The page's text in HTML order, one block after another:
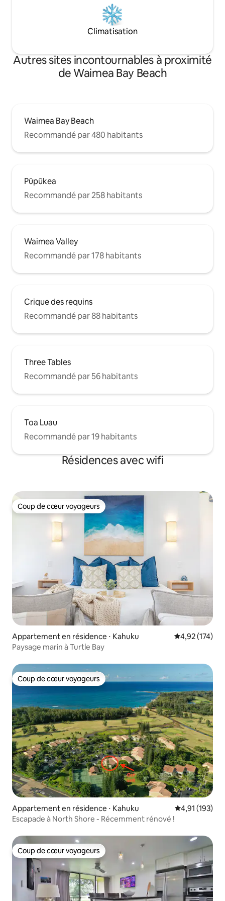
Climatisation
Autres sites incontournables à proximité
de Waimea Bay Beach
Waimea Bay Beach
Recommandé par 480 habitants
Pūpūkea
Recommandé par 258 habitants
Waimea Valley
Recommandé par 178 habitants
Crique des requins
Recommandé par 88 habitants
Three Tables
Recommandé par 56 habitants
Toa Luau
Recommandé par 19 habitants
Résidences avec wifi
Coup de cœur voyageurs
Coup de cœur voyageurs
Appartement en résidence ⋅ Kahuku Évaluation
4,92 (174)
Paysage marin à Turtle Bay
Coup de cœur voyageurs
Coup de cœur voyageurs
Appartement en résidence ⋅ Kahuku Évaluation
4,91 (193)
Escapade à North Shore - Récemment rénové !
Coup de cœur voyageurs
Coup de cœur voyageurs